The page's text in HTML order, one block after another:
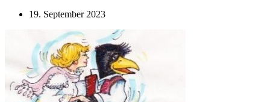
19. September 2023